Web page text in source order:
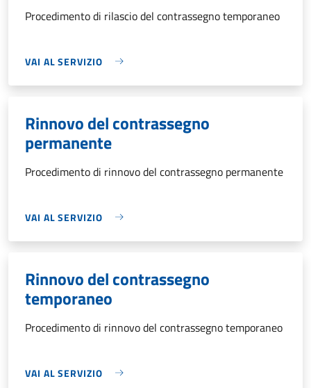
Procedimento di rilascio del contrassegno temporaneo
VAI AL SERVIZIO
Rinnovo del contrassegno
permanente
Procedimento di rinnovo del contrassegno permanente
VAI AL SERVIZIO
Rinnovo del contrassegno
temporaneo
Procedimento di rinnovo del contrassegno temporaneo
VAI AL SERVIZIO